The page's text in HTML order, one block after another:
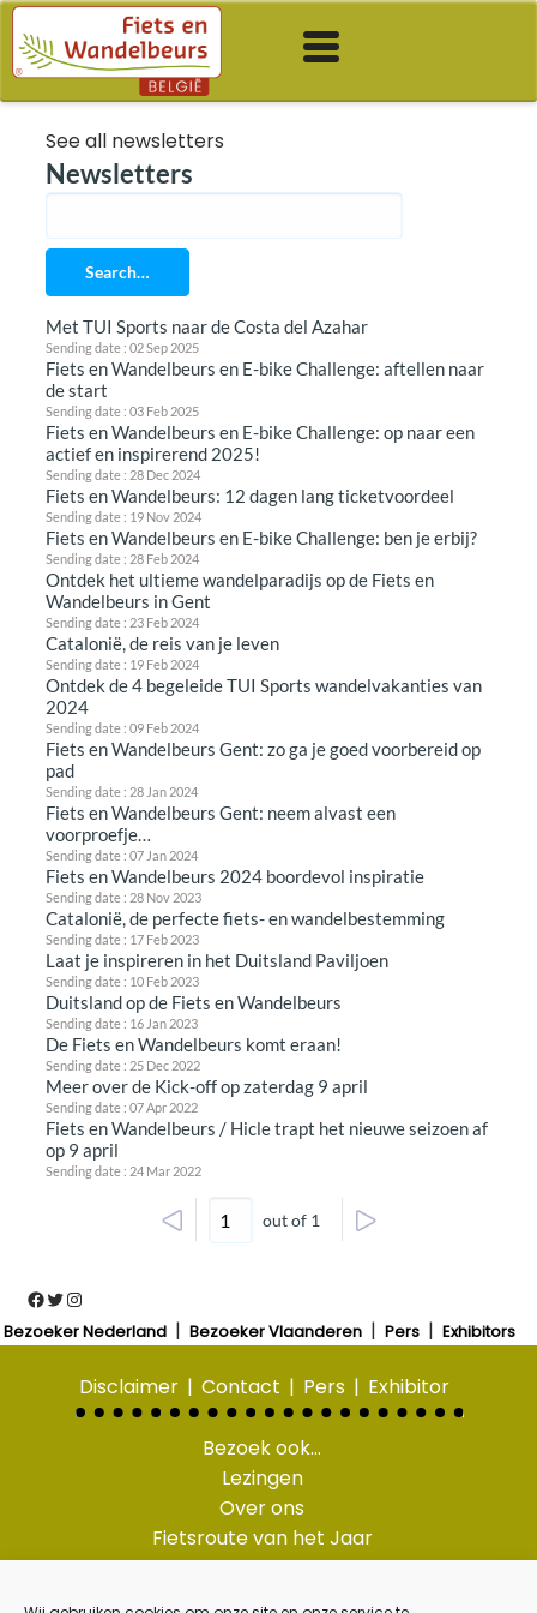
See all newsletters
Newsletters
Search…
Met TUI Sports naar de Costa del Azahar
Sending date : 02 Sep 2025
Fiets en Wandelbeurs en E-bike Challenge: aftellen naar
de start
Sending date : 03 Feb 2025
Fiets en Wandelbeurs en E-bike Challenge: op naar een
actief en inspirerend 2025!
Sending date : 28 Dec 2024
Fiets en Wandelbeurs: 12 dagen lang ticketvoordeel
Sending date : 19 Nov 2024
Fiets en Wandelbeurs en E-bike Challenge: ben je erbij?
Sending date : 28 Feb 2024
Ontdek het ultieme wandelparadijs op de Fiets en
Wandelbeurs in Gent
Sending date : 23 Feb 2024
Catalonië, de reis van je leven
Sending date : 19 Feb 2024
Ontdek de 4 begeleide TUI Sports wandelvakanties van
2024
Sending date : 09 Feb 2024
Fiets en Wandelbeurs Gent: zo ga je goed voorbereid op
pad
Sending date : 28 Jan 2024
Fiets en Wandelbeurs Gent: neem alvast een
voorproefje…
Sending date : 07 Jan 2024
Fiets en Wandelbeurs 2024 boordevol inspiratie
Sending date : 28 Nov 2023
Catalonië, de perfecte fiets- en wandelbestemming
Sending date : 17 Feb 2023
Laat je inspireren in het Duitsland Paviljoen
Sending date : 10 Feb 2023
Duitsland op de Fiets en Wandelbeurs
Sending date : 16 Jan 2023
De Fiets en Wandelbeurs komt eraan!
Sending date : 25 Dec 2022
Meer over de Kick-off op zaterdag 9 april
Sending date : 07 Apr 2022
Fiets en Wandelbeurs / Hicle trapt het nieuwe seizoen af
op 9 april
Sending date : 24 Mar 2022
out of 1
Facebook
Twitter
Instagram
Bezoeker Nederland Bezoeker Vlaanderen Pers Exhibitors
Disclaimer Contact Pers Exhibitor
Bezoek ook…
Lezingen
Over ons
Fietsroute van het Jaar
Wandelroute van het